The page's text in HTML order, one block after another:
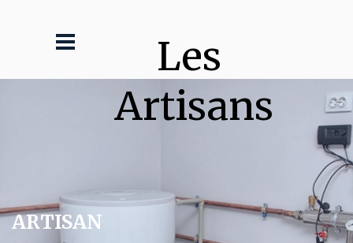
Les
Artisans
ARTISAN